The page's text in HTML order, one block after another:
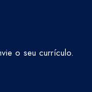
o seu currículo.